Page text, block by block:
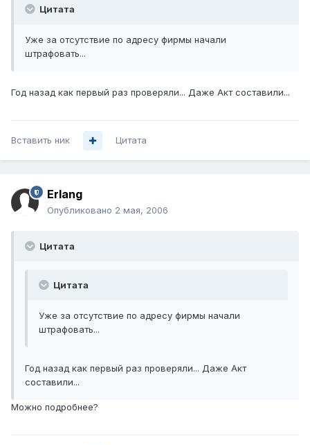
Цитата
Уже за отсутствие по адресу фирмы начали
штрафовать...
Год назад как первый раз проверяли... Даже Акт составили...
Вставить ник Цитата
Erlang
Опубликовано 2 мая, 2006
Цитата
Цитата
Уже за отсутствие по адресу фирмы начали
штрафовать...
Год назад как первый раз проверяли... Даже Акт
составили...
Можно подробнее?